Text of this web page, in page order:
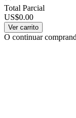
Total Parcial
US$0.00
Ver carrito
O continuar